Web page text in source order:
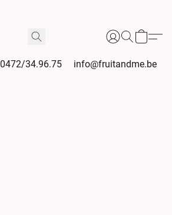
0472/34.96.75 info@fruitandme.be